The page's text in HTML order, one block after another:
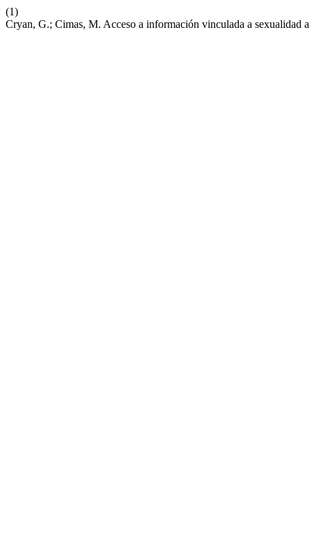
(1)
Cryan, G.; Cimas, M. Acceso a información vinculada a sexualidad